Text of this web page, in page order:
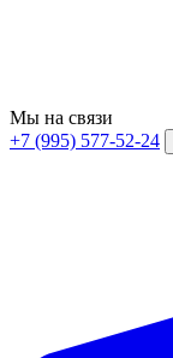
Мы на связи
+7 (995) 577-52-24